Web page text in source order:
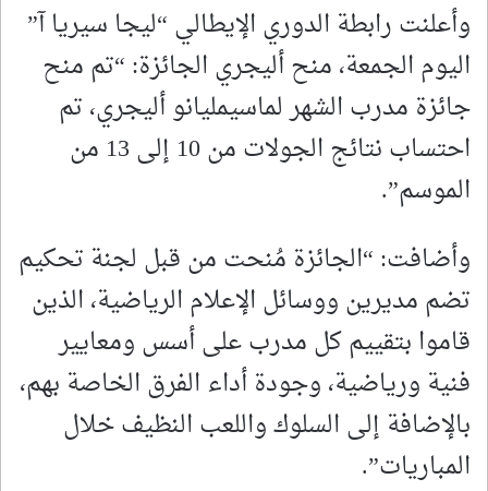
وأعلنت رابطة الدوري الإيطالي “ليجا سيريا آ”
اليوم الجمعة، منح أليجري الجائزة: “تم منح
جائزة مدرب الشهر لماسيمليانو أليجري، تم
احتساب نتائج الجولات من 10 إلى 13 من
الموسم”.
وأضافت: “الجائزة مُنحت من قبل لجنة تحكيم
تضم مديرين ووسائل الإعلام الرياضية، الذين
قاموا بتقييم كل مدرب على أسس ومعايير
فنية ورياضية، وجودة أداء الفرق الخاصة بهم،
بالإضافة إلى السلوك واللعب النظيف خلال
المباريات”.